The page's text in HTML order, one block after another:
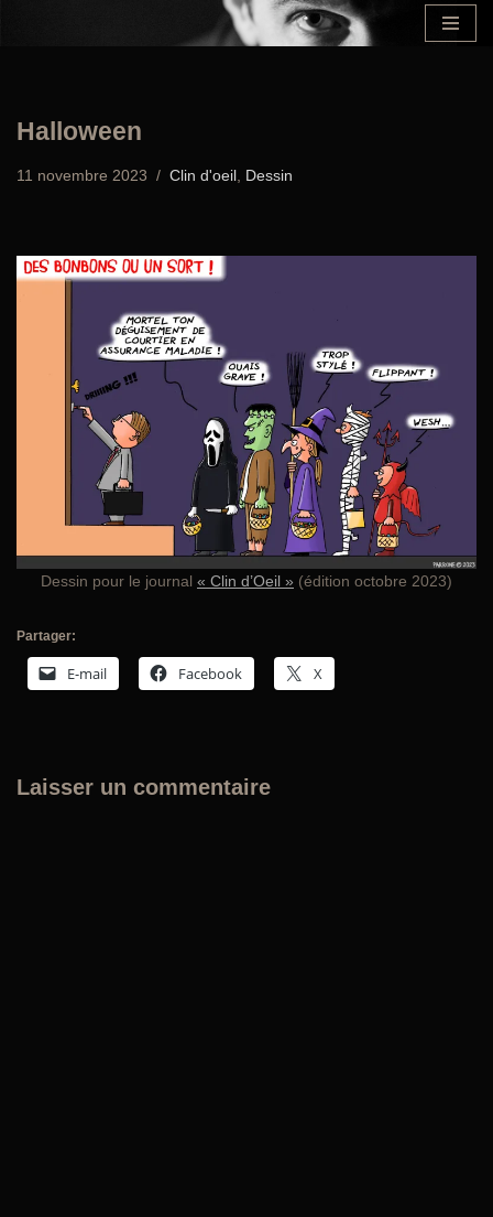
Halloween
11 novembre 2023 Clin d'oeil , Dessin
Dessin pour le journal « Clin d’Oeil » (édition octobre 2023)
Partager:
E-mail Facebook X
Laisser un commentaire